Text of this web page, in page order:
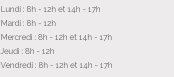
Lundi : 8h - 12h et 14h - 17h
Mardi : 8h - 12h
Mercredi : 8h - 12h et 14h - 17h
Jeudi : 8h - 12h
Vendredi : 8h - 12h et 14h - 17h